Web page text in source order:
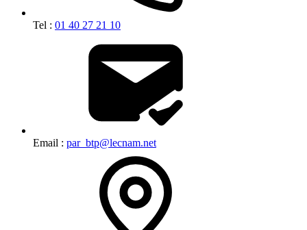
Tel : 01 40 27 21 10
Email : par_btp@lecnam.net